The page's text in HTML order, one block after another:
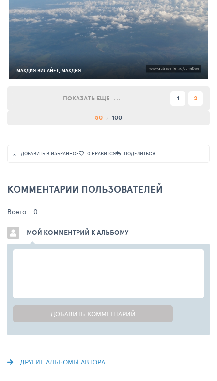
МАХДИЯ ВИЛАЙЕТ, МАХДИЯ
ПОКАЗАТЬ ЕЩЕ 1 2
50 100
ДОБАВИТЬ В ИЗБРАННОЕ 0 НРАВИТСЯ ПОДЕЛИТЬСЯ
КОММЕНТАРИИ ПОЛЬЗОВАТЕЛЕЙ
Всего - 0
МОЙ КОММЕНТРИЙ К АЛЬБОМУ
ДОБАВИТЬ КОММЕНТАРИЙ
ДРУГИЕ АЛЬБОМЫ АВТОРА